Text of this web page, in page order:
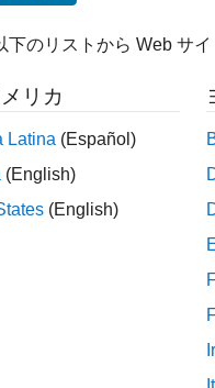
率を実
接続
5G
下のリストから Web サ
リカ
Latina (Español)
(English)
(English)